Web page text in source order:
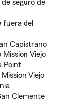
seguro de
fuera del
Capistrano
Viejo
Point
Viejo
Clemente